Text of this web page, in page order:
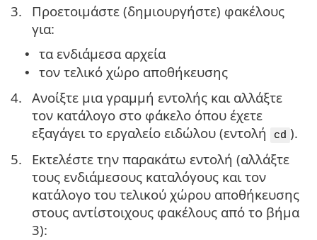
3.
Προετοιμάστε (δημιουργήστε) φακέλους
για:
• τα ενδιάμεσα αρχεία
•
τον τελικό χώρο αποθήκευσης
4. Ανοίξτε μια γραμμή εντολής και αλλάξτε
τον κατάλογο στο φάκελο όπου έχετε
εξαγάγει το εργαλείο ειδώλου (εντολή
cd ).
5.
Εκτελέστε την παρακάτω εντολή (αλλάξτε
τους ενδιάμεσους καταλόγους και τον
κατάλογο του τελικού χώρου αποθήκευσης
στους αντίστοιχους φακέλους από το βήμα
3):